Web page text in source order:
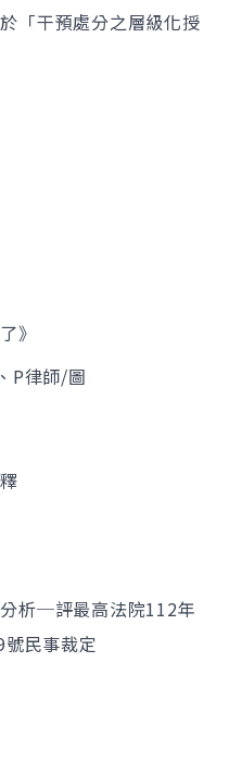
「干預處分之層級化授
》
P律師/圖
析─評最高法院112年
民事裁定